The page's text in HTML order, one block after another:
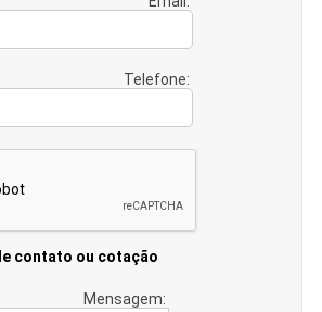
Telefone:
contato ou cotação
Mensagem: